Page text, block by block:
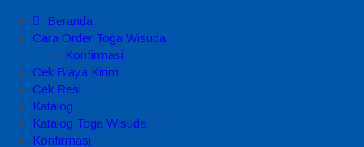
Beranda
Cara Order Toga Wisuda
Konfirmasi
Cek Biaya Kirim
Cek Resi
Katalog
Katalog Toga Wisuda
Konfirmasi